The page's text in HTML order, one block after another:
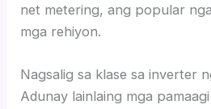
net metering, ang popular
mga rehiyon.
Nagsalig sa klase sa inverter
Adunay lainlaing mga